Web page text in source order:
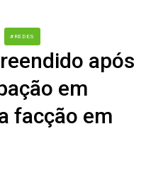
#REDES
após
em
facção em